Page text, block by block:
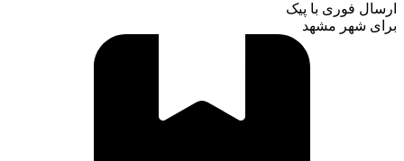
ارسال فوری با پیک
برای شهر مشهد